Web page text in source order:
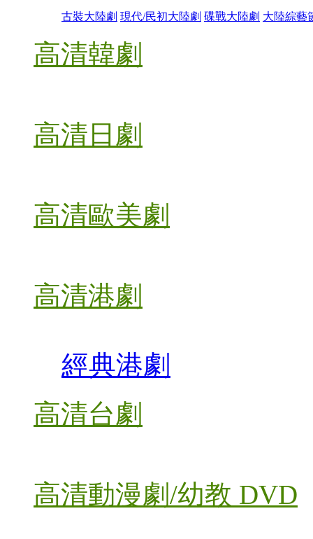
古裝大陸劇 現代/民初大陸劇 碟戰大陸劇 大陸綜藝
高清韓劇
高清日劇
高清歐美劇
高清港劇
經典港劇
高清台劇
高清動漫劇/幼教 DVD